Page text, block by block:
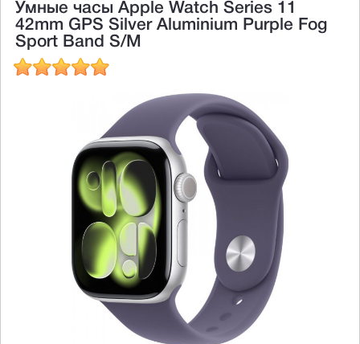
Умные часы Apple Watch Series 11
42mm GPS Silver Aluminium Purple Fog
Sport Band S/M